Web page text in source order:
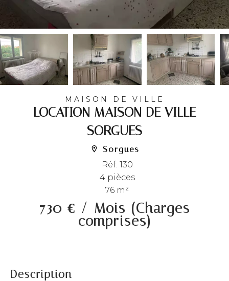
MAISON DE VILLE
LOCATION MAISON DE VILLE
SORGUES
Sorgues
Réf. 130
4 pièces
76 m²
730 € / Mois (Charges
comprises)
Description